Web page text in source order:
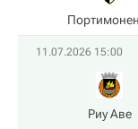
11.07.2026 15:00
Риу Аве